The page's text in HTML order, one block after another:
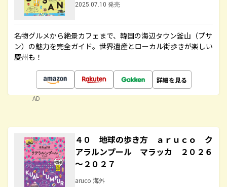
2025.07.10 発売
名物グルメから絶景カフェまで、韓国の海辺タウン釜山（プサ
ン）の魅力を完全ガイド。世界遺産とローカル街歩きが楽しい
慶州も！
詳細を見る
AD
４０ 地球の歩き方 ａｒｕｃｏ ク
アラルンプール マラッカ ２０２６
～２０２７
aruco 海外